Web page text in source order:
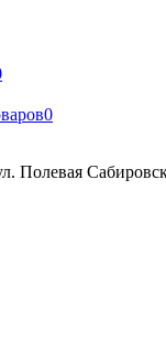
0
Полевая